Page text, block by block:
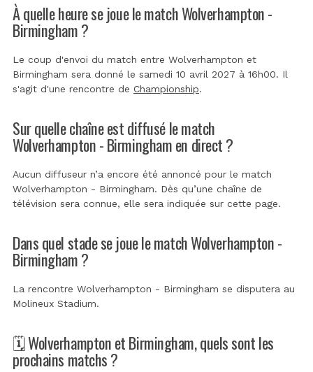
À quelle heure se joue le match Wolverhampton -
Birmingham ?
Le coup d'envoi du match entre Wolverhampton et
Birmingham sera donné le samedi 10 avril 2027 à 16h00. Il
s'agit d'une rencontre de Championship.
Sur quelle chaîne est diffusé le match
Wolverhampton - Birmingham en direct ?
Aucun diffuseur n’a encore été annoncé pour le match
Wolverhampton - Birmingham. Dès qu’une chaîne de
télévision sera connue, elle sera indiquée sur cette page.
Dans quel stade se joue le match Wolverhampton -
Birmingham ?
La rencontre Wolverhampton - Birmingham se disputera au
Molineux Stadium.
🗓️ Wolverhampton et Birmingham, quels sont les
prochains matchs ?